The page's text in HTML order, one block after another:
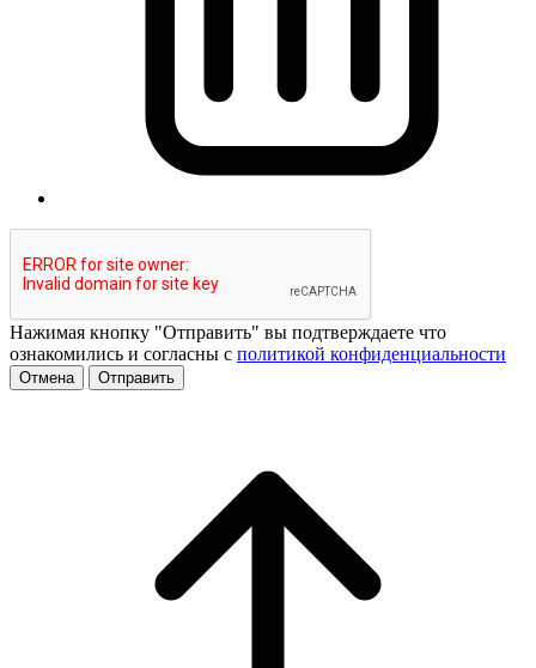
Нажимая кнопку "Отправить" вы подтверждаете что
ознакомились и согласны с политикой конфиденциальности
Отмена Отправить